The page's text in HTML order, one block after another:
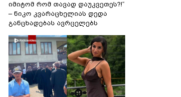
იმიტომ რომ თავად დაუკვეთეს?!“
– ნიკო კვარაცხელიას დედა
განცხადებას ავრცელებს